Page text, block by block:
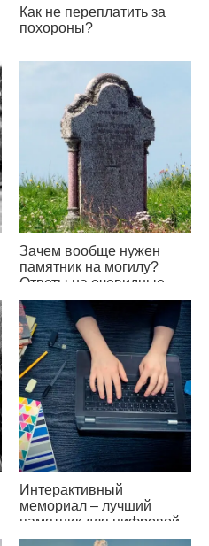
Как не переплатить за
похороны?
Зачем вообще нужен
памятник на могилу?
Ответы на очевидные
вопросы
Интерактивный
мемориал – лучший
памятник для цифровой
эпохи